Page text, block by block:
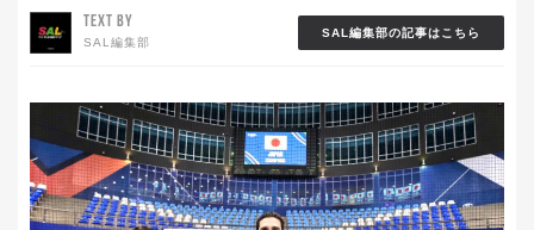
TEXT BY
SAL編集部
SAL編集部の記事はこちら